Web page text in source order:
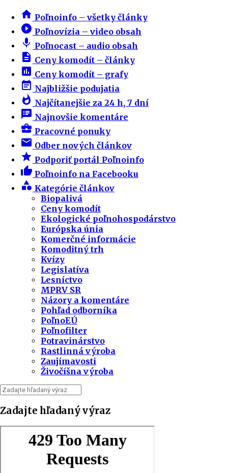
home Poľnoinfo – všetky články
play_circle_filled Poľnovízia – video obsah
mic Poľnocast – audio obsah
description Ceny komodít – články
insert_chart Ceny komodít – grafy
event_note Najbližšie podujatia
whatshot Najčítanejšie za 24 h, 7 dní
speaker_notes Najnovšie komentáre
business_center Pracovné ponuky
email Odber nových článkov
star Podporiť portál Poľnoinfo
thumb_up Poľnoinfo na Facebooku
category Kategórie článkov
Biopalivá
Ceny komodít
Ekologické poľnohospodárstvo
Európska únia
Komerčné informácie
Komoditný trh
Kvízy
Legislatíva
Lesníctvo
MPRV SR
Názory a komentáre
Pohľad odborníka
PoľnoEÚ
Poľnofilter
Potravinárstvo
Rastlinná výroba
Zaujímavosti
Živočíšna výroba
Zadajte hľadaný výraz